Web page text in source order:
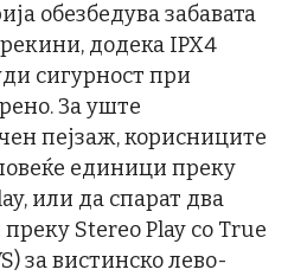
обезбедува забавата
додека IPX4
сигурност при
За уште
пејзаж, корисниците
единици преку
или да спарат два
Stereo Play со True
за вистинско лево-